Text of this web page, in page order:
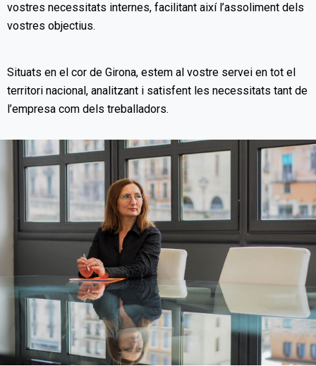
vostres necessitats internes, facilitant així l’assoliment dels
vostres objectius.
Situats en el cor de Girona, estem al vostre servei en tot el
territori nacional, analitzant i satisfent les necessitats tant de
l’empresa com dels treballadors.